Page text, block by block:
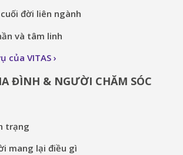
đời liên ngành
và tâm linh
của VITAS
ĐÌNH & NGƯỜI CHĂM SÓC
trạng
mang lại điều gì